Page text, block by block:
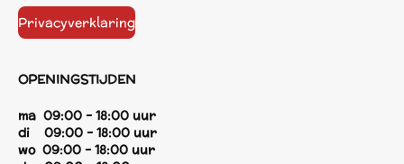
Privacyverklaring
OPENINGSTIJDEN
ma 09:00 - 18:00 uur
di 09:00 - 18:00 uur
wo 09:00 - 18:00 uur